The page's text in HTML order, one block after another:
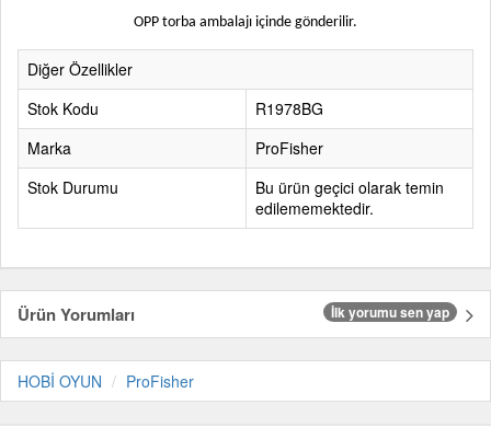
OPP torba ambalajı içinde gönderilir.
Diğer Özellikler
Stok Kodu
R1978BG
Marka
ProFisher
Stok Durumu
Bu ürün geçici olarak temin
edilememektedir.
Ürün Yorumları İlk yorumu sen yap
HOBİ OYUN ProFisher